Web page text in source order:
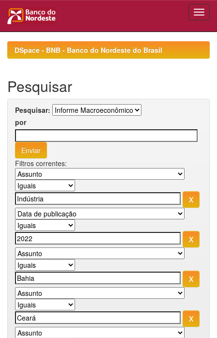
navigationDSpace - BNB - Banco do Nordeste do Brasil
Pesquisar
Pesquisar:
por
Filtros correntes: